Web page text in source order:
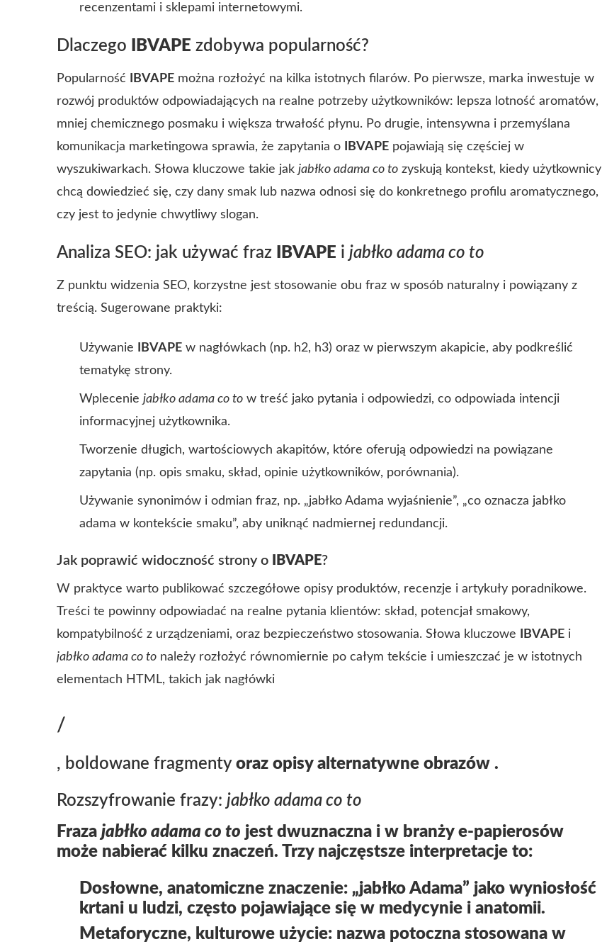
recenzentami i sklepami internetowymi.
Dlaczego IBVAPE zdobywa popularność?
Popularność IBVAPE można rozłożyć na kilka istotnych filarów. Po pierwsze, marka inwestuje w
rozwój produktów odpowiadających na realne potrzeby użytkowników: lepsza lotność aromatów,
mniej chemicznego posmaku i większa trwałość płynu. Po drugie, intensywna i przemyślana
komunikacja marketingowa sprawia, że zapytania o
IBVAPE pojawiają się częściej w
wyszukiwarkach. Słowa kluczowe takie jak jabłko adama co to zyskują kontekst, kiedy użytkownicy
chcą dowiedzieć się, czy dany smak lub nazwa odnosi się do konkretnego profilu aromatycznego,
czy jest to jedynie chwytliwy slogan.
Analiza SEO: jak używać fraz IBVAPE i jabłko adama co to
Z punktu widzenia SEO, korzystne jest stosowanie obu fraz w sposób naturalny i powiązany z
treścią. Sugerowane praktyki:
Używanie IBVAPE w nagłówkach (np. h2, h3) oraz w pierwszym akapicie, aby podkreślić
tematykę strony.
Wplecenie jabłko adama co to w treść jako pytania i odpowiedzi, co odpowiada intencji
informacyjnej użytkownika.
Tworzenie długich, wartościowych akapitów, które oferują odpowiedzi na powiązane
zapytania (np. opis smaku, skład, opinie użytkowników, porównania).
Używanie synonimów i odmian fraz, np. „jabłko Adama wyjaśnienie”, „co oznacza jabłko
adama w kontekście smaku”, aby uniknąć nadmiernej redundancji.
Jak poprawić widoczność strony o IBVAPE?
W praktyce warto publikować szczegółowe opisy produktów, recenzje i artykuły poradnikowe.
Treści te powinny odpowiadać na realne pytania klientów: skład, potencjał smakowy,
kompatybilność z urządzeniami, oraz bezpieczeństwo stosowania. Słowa kluczowe
IBVAPE i
jabłko adama co to należy rozłożyć równomiernie po całym tekście i umieszczać je w istotnych
elementach HTML, takich jak nagłówki
/
, boldowane fragmenty oraz opisy alternatywne obrazów .
Rozszyfrowanie frazy: jabłko adama co to
Fraza jabłko adama co to jest dwuznaczna i w branży e-papierosów
może nabierać kilku znaczeń. Trzy najczęstsze interpretacje to:
Dosłowne, anatomiczne znaczenie: „jabłko Adama” jako wyniosłość
krtani u ludzi, często pojawiające się w medycynie i anatomii.
Metaforyczne, kulturowe użycie: nazwa potoczna stosowana w